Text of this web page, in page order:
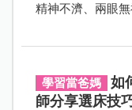
精神不濟、兩眼
學習當爸媽
如
師分享選床技